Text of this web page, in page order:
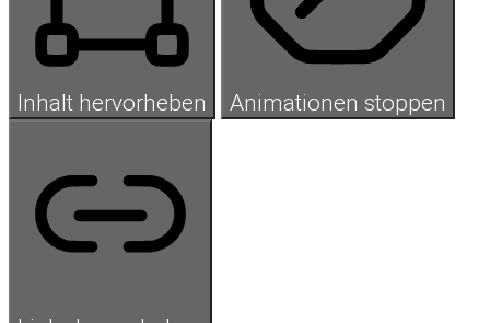
Inhalt hervorheben Animationen stoppen